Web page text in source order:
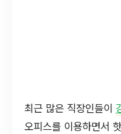
최근 많은 직장인들이
오피스를 이용하면서